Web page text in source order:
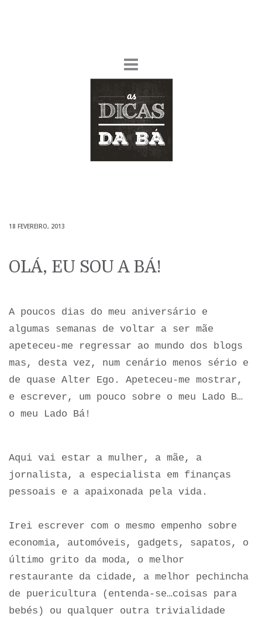
18 FEVEREIRO, 2013
OLÁ, EU SOU A BÁ!
A poucos dias do meu aniversário e
algumas semanas de voltar a ser mãe
apeteceu-me regressar ao mundo dos blogs
mas, desta vez, num cenário menos sério e
de quase Alter Ego. Apeteceu-me mostrar,
e escrever, um pouco sobre o meu Lado B…
o meu Lado Bá!
Aqui vai estar a mulher, a mãe, a
jornalista, a especialista em finanças
pessoais e a apaixonada pela vida.
Irei escrever com o mesmo empenho sobre
economia, automóveis, gadgets, sapatos, o
último grito da moda, o melhor
restaurante da cidade, a melhor pechincha
de puericultura (entenda-se…coisas para
bebés) ou qualquer outra trivialidade